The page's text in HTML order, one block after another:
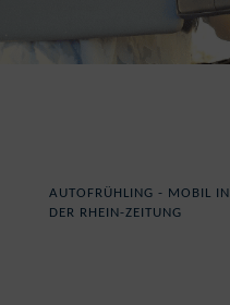
AUTOFRÜHLING - MOBIL
DER RHEIN-ZEITUNG